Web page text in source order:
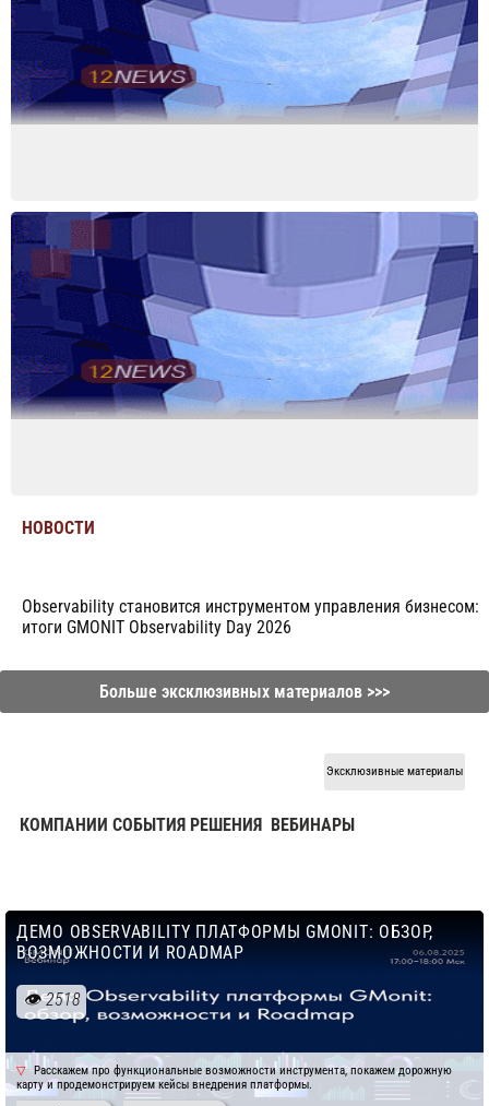
НОВОСТИ
Observability становится инструментом управления бизнесом:
итоги GMONIT Observability Day 2026
Больше эксклюзивных материалов >>>
Эксклюзивные материалы
КОМПАНИИ СОБЫТИЯ РЕШЕНИЯ ВЕБИНАРЫ
ДЕМО OBSERVABILITY ПЛАТФОРМЫ GMONIT: ОБЗОР,
ВОЗМОЖНОСТИ И ROADMAP
2518
Расскажем про функциональные возможности инструмента, покажем дорожную
карту и продемонстрируем кейсы внедрения платформы.